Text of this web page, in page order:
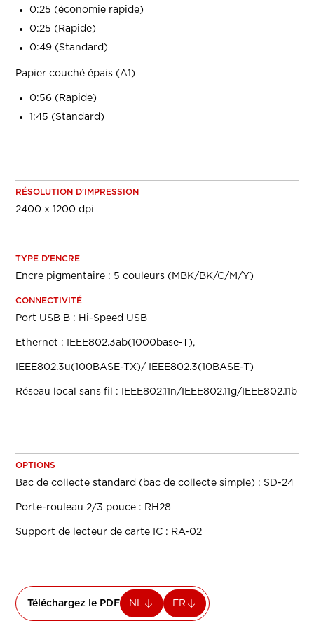
0:25 (économie rapide)
0:25 (Rapide)
0:49 (Standard)
Papier couché épais (A1)
0:56 (Rapide)
1:45 (Standard)
RÉSOLUTION D'IMPRESSION
2400 x 1200 dpi
TYPE D'ENCRE
Encre pigmentaire : 5 couleurs (MBK/BK/C/M/Y)
CONNECTIVITÉ
Port USB B : Hi-Speed USB
Ethernet : IEEE802.3ab(1000base-T),
IEEE802.3u(100BASE-TX)/ IEEE802.3(10BASE-T)
Réseau local sans fil : IEEE802.11n/IEEE802.11g/IEEE802.11b
OPTIONS
Bac de collecte standard (bac de collecte simple) : SD-24
Porte-rouleau 2/3 pouce : RH28
Support de lecteur de carte IC : RA-02
Téléchargez le PDF NL FR